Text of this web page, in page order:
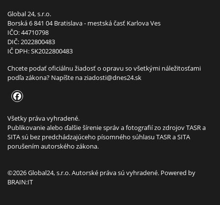
Global 24, s.r.o.
Borská 6 841 04 Bratislava - mestská časť Karlova Ves
IČO: 44710798
DIČ: 2022800483
IČ DPH: SK2022800483
Chcete podať oficiálnu žiadosť o opravu so všetkými náležitosťami
podľa zákona? Napíšte naziadosti@dnes24.sk
Všetky práva vyhradené.
Publikovanie alebo ďalšie šírenie správ a fotografií zo zdrojov TASR a
SITA sú bez predchádzajúceho písomného súhlasu TASR a SITA
porušením autorského zákona.
©2026 Global24, s.r.o. Autorské práva sú vyhradené. Powered by
BRAIN:IT